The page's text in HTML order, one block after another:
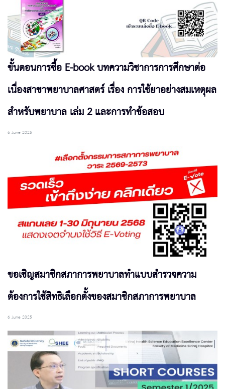
ขั้นตอนการซื้อ E-book บทความวิชาการการศึกษาต่อ
เนื่องสาขาพยาบาลศาสตร์ เรื่อง การใช้ยาอย่างสมเหตุผล
สำหรับพยาบาล เล่ม 2 และการทำข้อสอบ
6 June 2025
ขอเชิญสมาชิกสภาการพยาบาลทำแบบสำรวจความ
ต้องการใช้สิทธิเลือกตั้งของสมาชิกสภาการพยาบาล
6 June 2025